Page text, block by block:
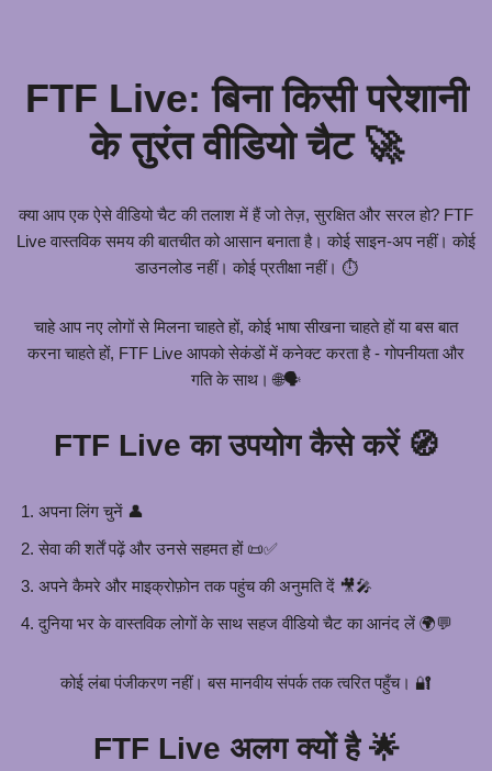
FTF Live: बिना किसी परेशानी
के तुरंत वीडियो चैट 🚀
क्या आप एक ऐसे वीडियो चैट की तलाश में हैं जो तेज़, सुरक्षित और सरल हो? FTF
Live वास्तविक समय की बातचीत को आसान बनाता है। कोई साइन-अप नहीं। कोई
डाउनलोड नहीं। कोई प्रतीक्षा नहीं। ⏱️
चाहे आप नए लोगों से मिलना चाहते हों, कोई भाषा सीखना चाहते हों या बस बात
करना चाहते हों, FTF Live आपको सेकंडों में कनेक्ट करता है - गोपनीयता और
गति के साथ। 🌐🗣️
FTF Live का उपयोग कैसे करें 🧭
अपना लिंग चुनें 👤
सेवा की शर्तें पढ़ें और उनसे सहमत हों 📜✅
अपने कैमरे और माइक्रोफ़ोन तक पहुंच की अनुमति दें 🎥🎤
दुनिया भर के वास्तविक लोगों के साथ सहज वीडियो चैट का आनंद लें 🌍💬
कोई लंबा पंजीकरण नहीं। बस मानवीय संपर्क तक त्वरित पहुँच। 🔐
FTF Live अलग क्यों है 🌟